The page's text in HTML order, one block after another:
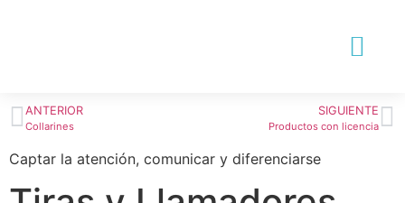
ANTERIOR
Collarines
SIGUIENTE
Productos con licencia
Captar la atención, comunicar y diferenciarse